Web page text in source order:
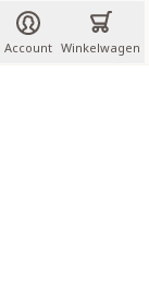
Account Winkelwagen